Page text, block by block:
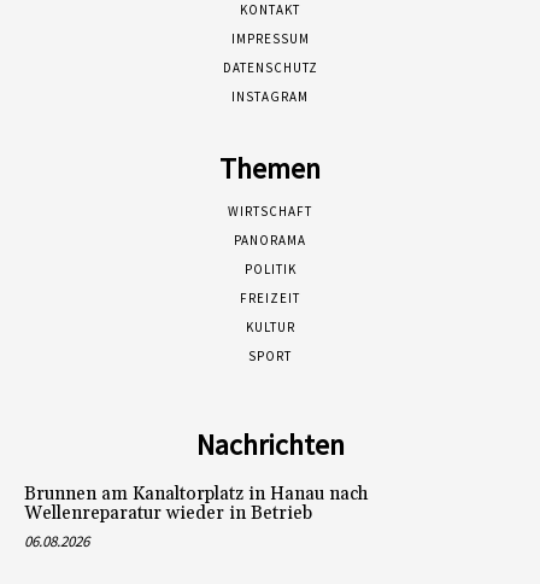
KONTAKT
IMPRESSUM
DATENSCHUTZ
INSTAGRAM
Themen
WIRTSCHAFT
PANORAMA
POLITIK
FREIZEIT
KULTUR
SPORT
Nachrichten
Brunnen am Kanaltorplatz in Hanau nach
Wellenreparatur wieder in Betrieb
06.08.2026